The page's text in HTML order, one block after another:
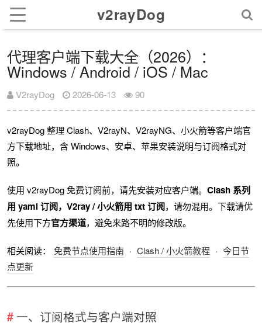
v2rayDog
代理客户端下载大全（2026）：
Windows / Android / iOS / Mac
V2rayDog 2026-06-13 90
v2rayDog 整理 Clash、V2rayN、V2rayNG、小火箭等客户端官
方下载地址，含 Windows、安卓、苹果安装说明与订阅格式对
照。
使用 v2rayDog 免费订阅前，请先安装对应客户端。Clash 系列
用 yaml 订阅，V2ray / 小火箭用 txt 订阅，请勿混用。下载请优
先使用下方官方渠道，避免来路不明的修改版。
相关阅读： 免费节点使用指南 · Clash / 小火箭教程 · 今日节
点更新
一、订阅格式与客户端对照